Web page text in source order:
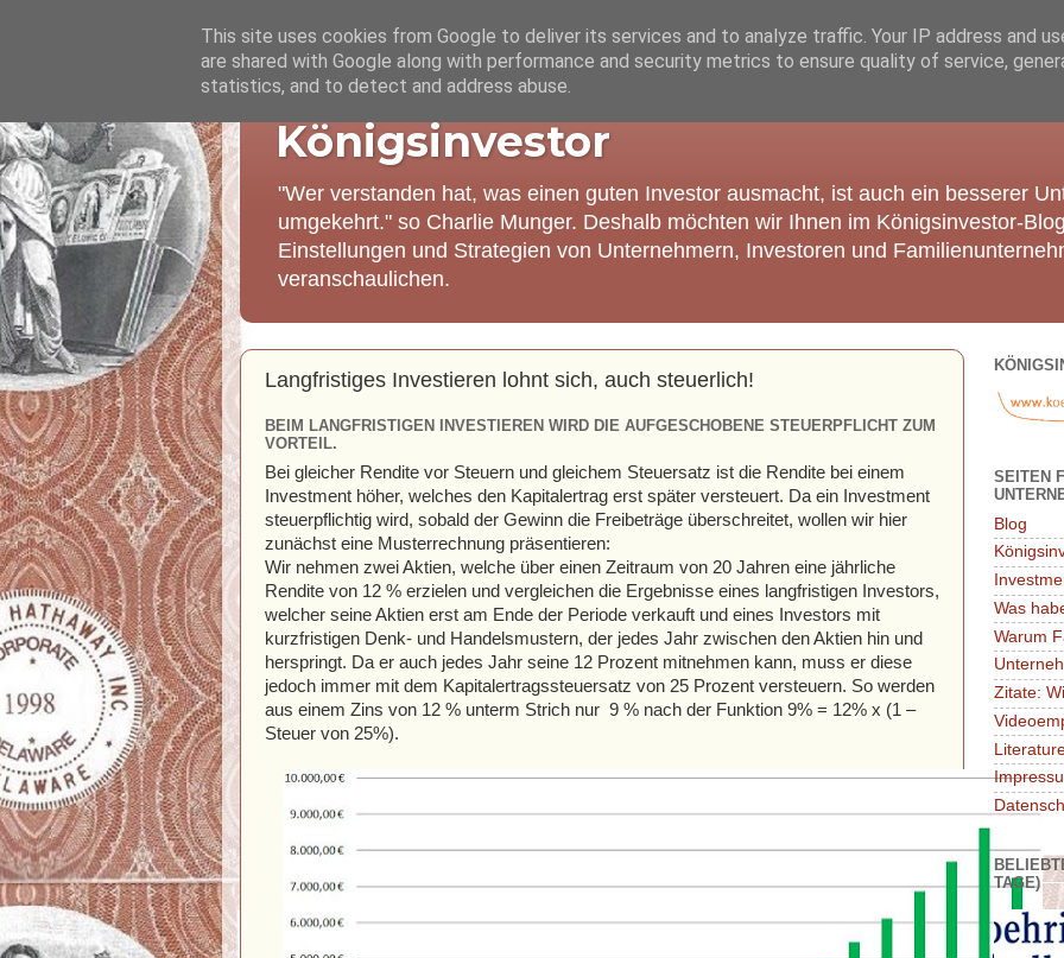
Königsinvestor
"Wer verstanden hat, was einen guten Investor ausmacht, ist auch ein besserer
umgekehrt." so Charlie Munger. Deshalb möchten wir Ihnen im Königsinvestor-
Einstellungen und Strategien von Unternehmern, Investoren und
veranschaulichen.
Langfristiges Investieren lohnt sich, auch steuerlich!
BEIM LANGFRISTIGEN INVESTIEREN WIRD DIE AUFGESCHOBENE STEUERPFLICHT ZUM
VORTEIL.
Bei gleicher Rendite vor Steuern und gleichem Steuersatz ist die Rendite bei einem
Investment höher, welches den Kapitalertrag erst später versteuert. Da ein Investment
steuerpflichtig wird, sobald der Gewinn die Freibeträge überschreitet, wollen wir hier
zunächst eine Musterrechnung präsentieren:
Wir nehmen zwei Aktien, welche über einen Zeitraum von 20 Jahren eine jährliche
Rendite von 12 % erzielen und vergleichen die Ergebnisse eines langfristigen Investors,
welcher seine Aktien erst am Ende der Periode verkauft und eines Investors mit
kurzfristigen Denk- und Handelsmustern, der jedes Jahr zwischen den Aktien hin und
herspringt. Da er auch jedes Jahr seine 12 Prozent mitnehmen kann, muss er diese
jedoch immer mit dem Kapitalertragssteuersatz von 25 Prozent versteuern. So werden
aus einem Zins von 12 % unterm Strich nur 9 % nach der Funktion 9% = 12% x (1 –
Steuer von 25%).
SEITEN
Blog
Was
Warum
Zitate:
TAGE)
This site uses cookies from Google to deliver its services and to analyze traffic. Your IP address and
are shared with Google along with performance and security metrics to ensure quality of service,
statistics, and to detect and address abuse.